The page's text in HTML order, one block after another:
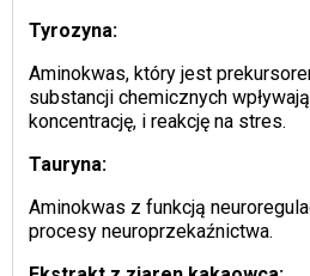
Tyrozyna:
Aminokwas, który jest
substancji chemicznych
koncentrację, i reakcję na stres.
Tauryna:
Aminokwas z funkcją
procesy neuroprzekaźnictwa.